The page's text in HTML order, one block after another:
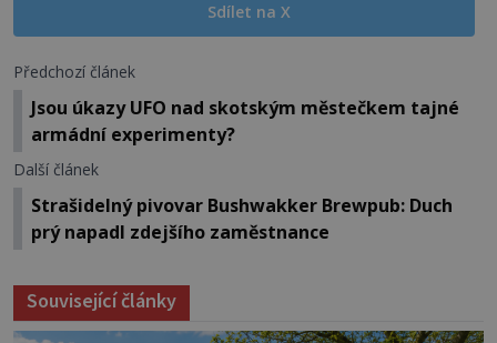
Sdílet na X
Předchozí článek
Jsou úkazy UFO nad skotským městečkem tajné
armádní experimenty?
Další článek
Strašidelný pivovar Bushwakker Brewpub: Duch
prý napadl zdejšího zaměstnance
Související články